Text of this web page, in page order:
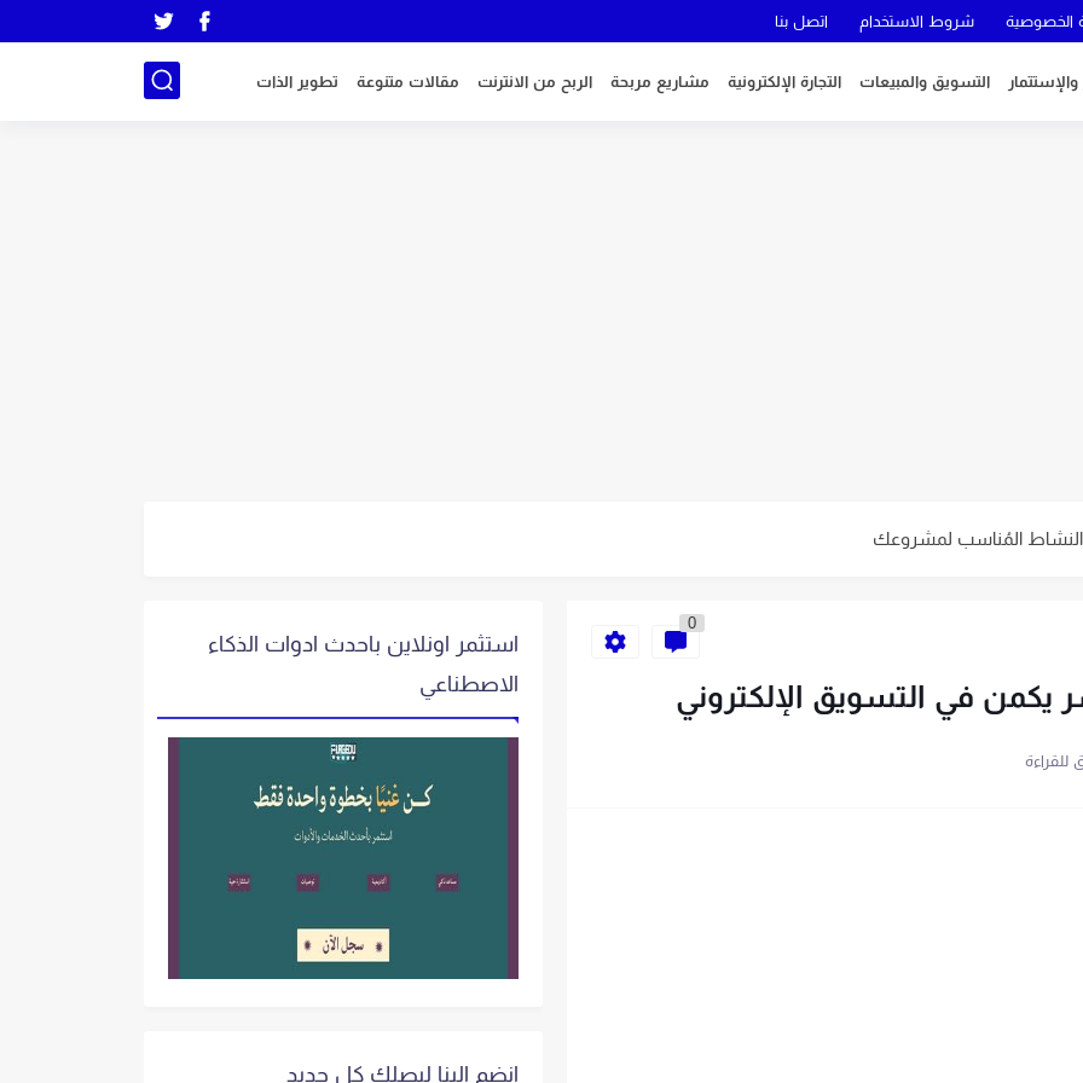
الخصوصية شروط الاستخدام اتصل بنا
والإستتمار التسويق والمبيعات التجارة الإلكترونية مشاريع مربحة الربح من الانترنت مقالات متنوعة تطوير الذات
0
يكمن في التسويق الإلكتروني
استثمر اونلاين باحدث ادوات الذكاء
الاصطناعي
انضم الينا ليصلك كل جديد